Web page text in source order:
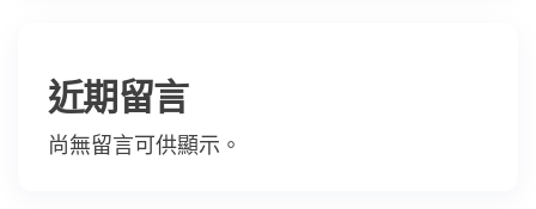
近期留言
尚無留言可供顯示。